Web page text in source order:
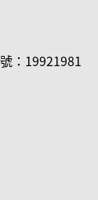
e-mail)
：19921981